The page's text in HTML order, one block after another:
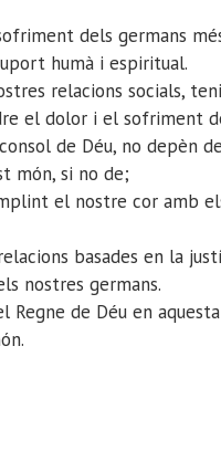
dels germans
humà i espiritual.
relacions socials,
el dolor i el sofriment
de Déu, no depèn
món, si no de;
el nostre cor amb
basades en la
nostres germans.
Regne de Déu en